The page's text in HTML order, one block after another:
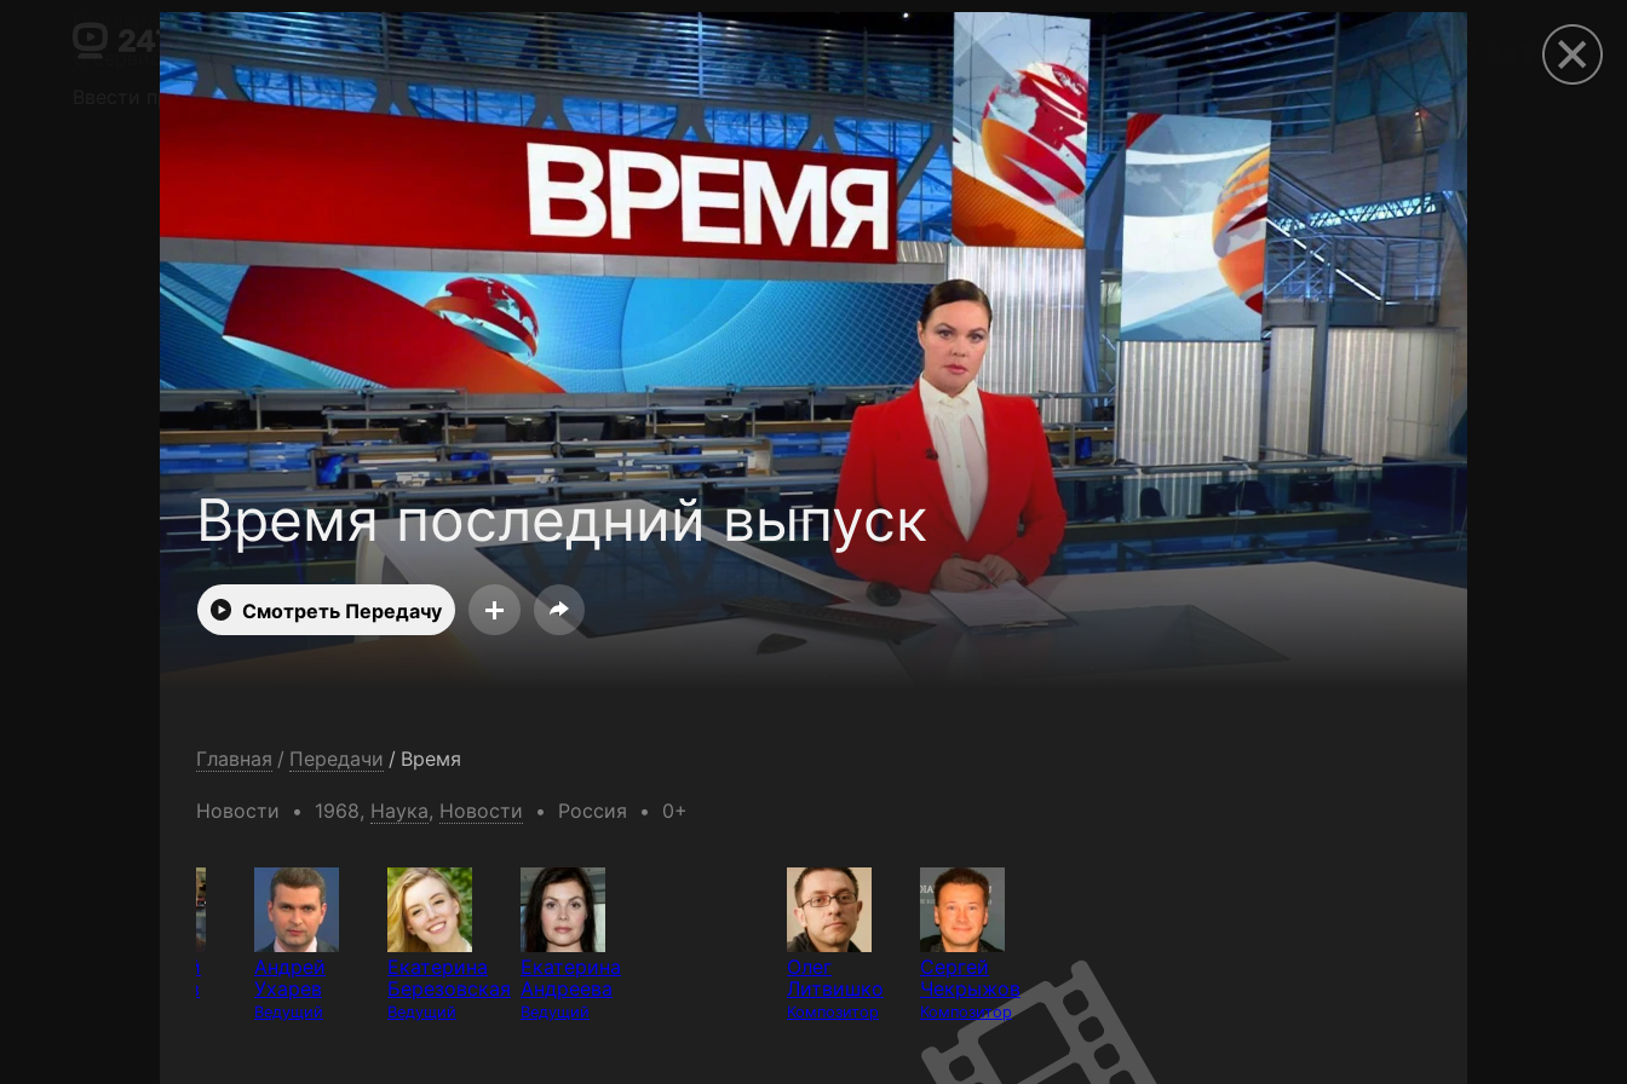
Время последний выпуск
Смотреть Передачу
Главная / Передачи / Время
Новости 1968, Наука, Новости Россия 0+
Виталий
Елисеев
Андрей
Ухарев
Ведущий
Екатерина
Березовская
Ведущий
Екатерина
Андреева
Ведущий
Олег
Литвишко
Композитор
Сергей
Чекрыжов
Композитор
Поддержка:support@24h.tv
О сервисе
Пользовательское соглашение Политика конфиденциальности Для партнёров
Открыть приложение
Ввести промокод
Установить на ТВ Бесплатные каналы Контакты